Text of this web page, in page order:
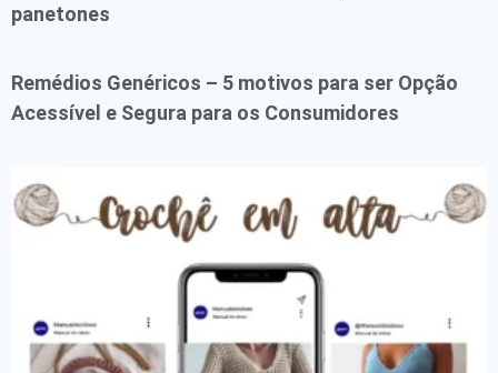
panetones
Remédios Genéricos – 5 motivos para ser Opção
Acessível e Segura para os Consumidores